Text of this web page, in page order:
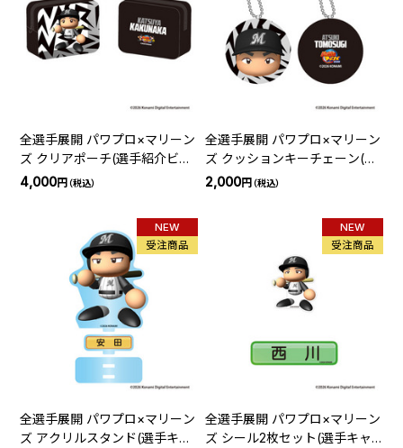
全選手展開 パワプロ×マリーン
ズ クリアポーチ(選手紹介ビジ
ョン)
4,000円（税込）
全選手展開 パワプロ×マリーン
ズ クッションキーチェーン(選
手紹介ビジョン)
2,000円（税込）
NEW
受注商品
全選手展開 パワプロ×マリーン
ズ アクリルスタンド(選手キャ
NEW
受注商品
全選手展開 パワプロ×マリーン
ズ シール2枚セット(選手キャ